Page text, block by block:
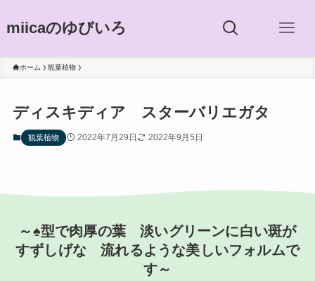
miicaのゆびいろ
ホーム 観葉植物
ディスキディア スターバリエガタ
観葉植物 2022年7月29日 2022年9月5日
～♠型で肉厚の葉 淡いグリーンに白い斑が
すずしげな 流れるような美しいフォルムで
す～